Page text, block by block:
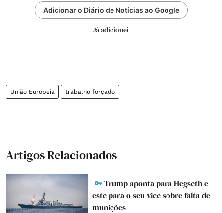
Adicionar o Diário de Notícias ao Google
Já adicionei
União Europeia trabalho forçado
Artigos Relacionados
Trump aponta para Hegseth e
este para o seu vice sobre falta de
munições